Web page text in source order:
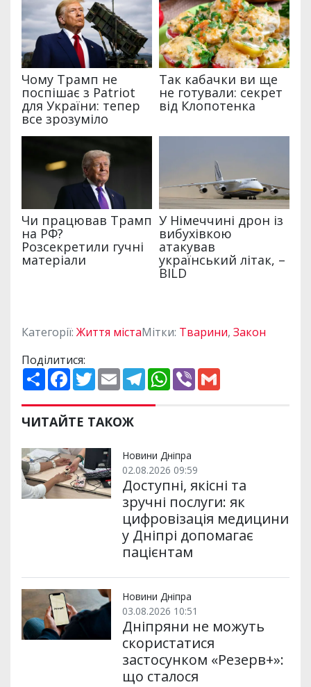
Категорії: Життя містаМітки: Тварини, Закон
Поділитися:
П
о
и
р
и
и
F
a
e
b
o
k
T
w
t
t
e
E
m
i
l
T
e
e
m
W
h
p
V
ЧИТАЙТЕ ТАКОЖ
Новини Дніпра
02.08.2026 09:59
Доступні, якісні та
зручні послуги: як
цифровізація медицини
у Дніпрі допомагає
пацієнтам
Новини Дніпра
03.08.2026 10:51
Дніпряни не можуть
скористатися
застосунком «Резерв+»:
що сталося